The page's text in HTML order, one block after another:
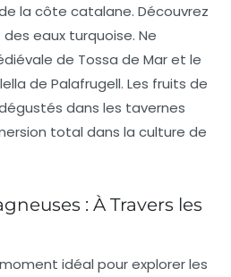
la côte catalane. Découvrez
eaux turquoise. Ne
de Tossa de Mar et le
de Palafrugell. Les fruits de
dans les tavernes
total dans la culture de
: À Travers les
idéal pour explorer les